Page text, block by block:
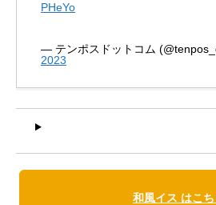
PHeYo
— テンポスドットコム
2023
和風イス はこち